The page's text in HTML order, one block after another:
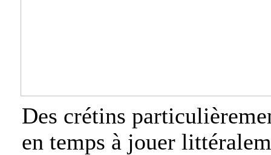
Des crétins
en temps à jouer